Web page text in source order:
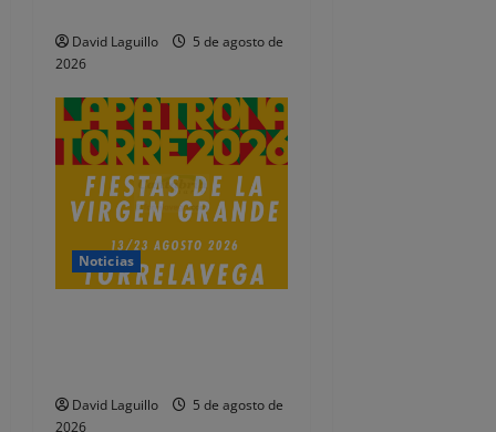
t
r
a
s
David Laguillo
5 de agosto de
2026
Noticias
David Laguillo
5 de agosto de
2026